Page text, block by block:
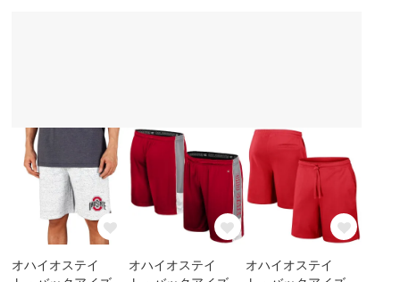
オハイオステイ
オハイオステイ
オハイオステイ